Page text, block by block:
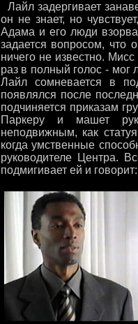
Лайл задергивает
он не знает, но
Адама и его люди
задается вопросом, что
ничего не известно.
раз в полный голос - мог
Лайл сомневается в
появлялся после
подчиняется приказам
Паркеру и машет
неподвижным, как
когда умственные
руководителе Центра.
подмигивает ей и